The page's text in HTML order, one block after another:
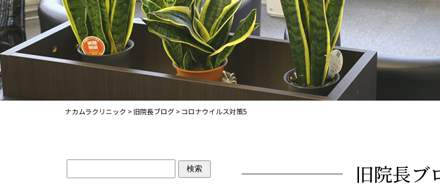
ナカムラクリニック > 旧院長ブログ > コロナウイルス対策5
旧院長ブ